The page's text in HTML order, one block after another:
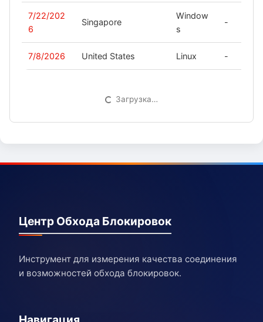
7/22/202
6
Singapore
Window
s
-
7/8/2026 United States Linux -
Загрузка…
Центр Обхода Блокировок
Инструмент для измерения качества соединения
и возможностей обхода блокировок.